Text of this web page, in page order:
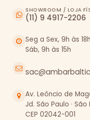
SHOWROOM / LOJA
(11) 9 4917-2206
Seg a Sex, 9h às 18h
Sáb, 9h às 15h
Av. Leôncio de
Jd. São Paulo · São
CEP 02042-001